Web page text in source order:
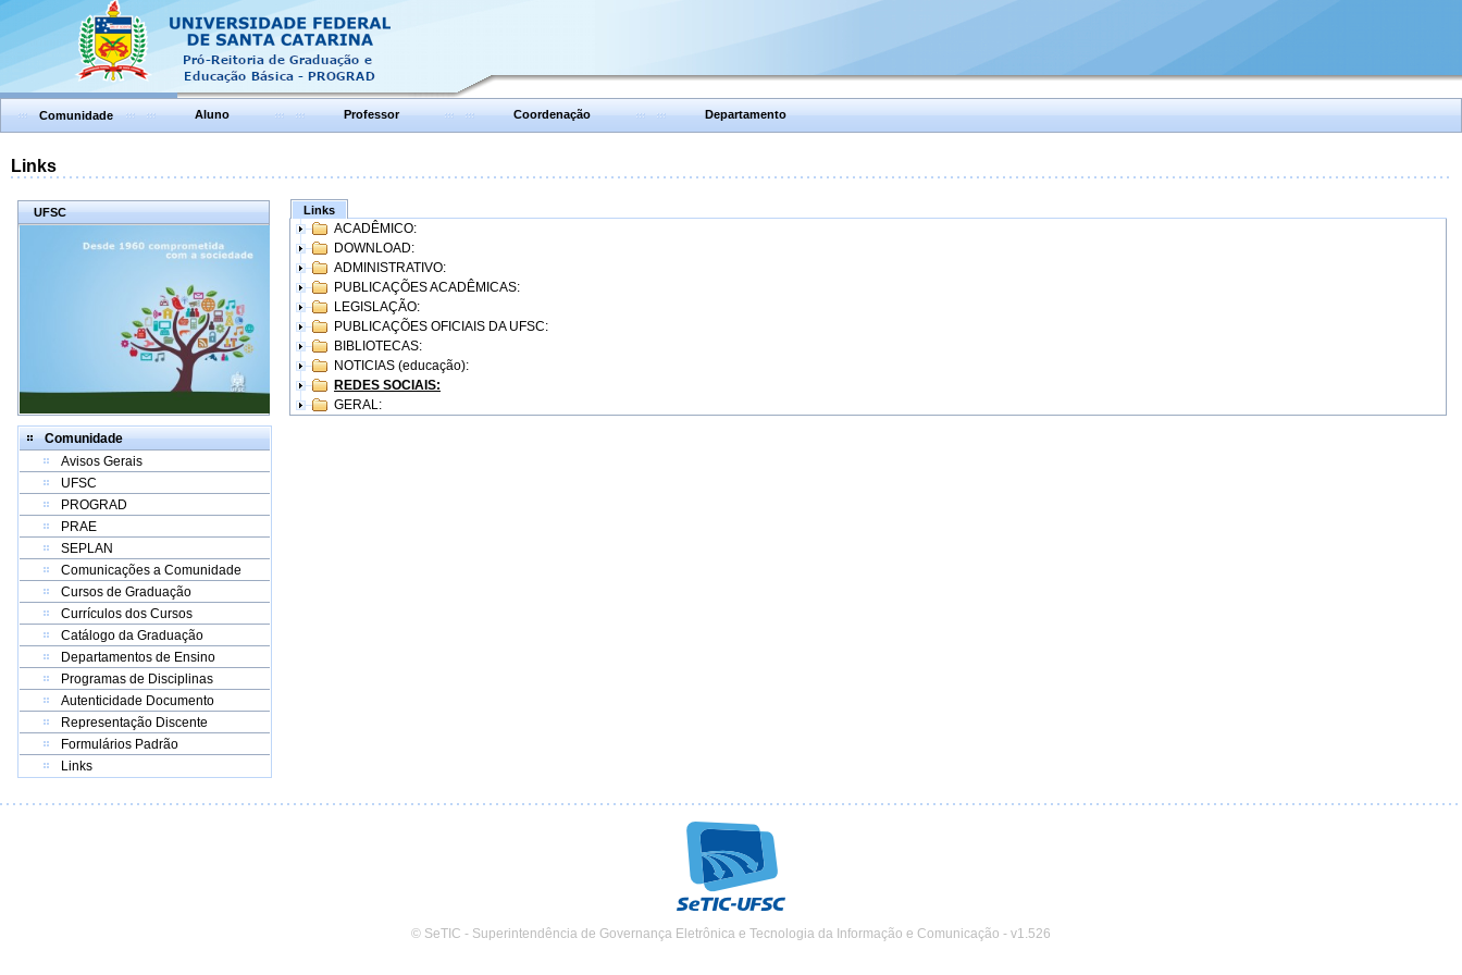
Comunidade Aluno Professor Coordenação Departamento
Links
UFSC
Comunidade
Avisos Gerais
UFSC
PROGRAD
PRAE
SEPLAN
Comunicações a Comunidade
Cursos de Graduação
Currículos dos Cursos
Catálogo da Graduação
Departamentos de Ensino
Programas de Disciplinas
Autenticidade Documento
Representação Discente
Formulários Padrão
Links
Links
ACADÊMICO:
DOWNLOAD:
ADMINISTRATIVO:
PUBLICAÇÕES ACADÊMICAS:
LEGISLAÇÃO:
PUBLICAÇÕES OFICIAIS DA UFSC:
BIBLIOTECAS:
NOTICIAS (educação):
REDES SOCIAIS:
GERAL:
© SeTIC - Superintendência de Governança Eletrônica e Tecnologia da Informação e Comunicação - v1.526